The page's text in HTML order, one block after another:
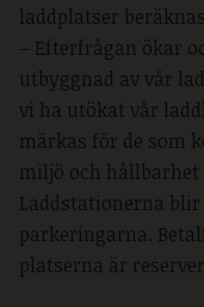
laddplatser
– Efterfrågan ökar
utbyggnad av vår
vi ha utökat vår
märkas för de som
miljö och hållbarhet
Laddstationerna
parkeringarna.
platserna är